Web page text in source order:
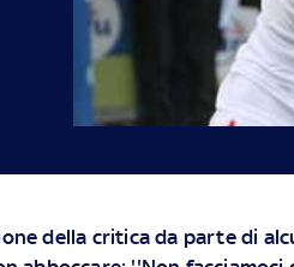
della critica da parte di